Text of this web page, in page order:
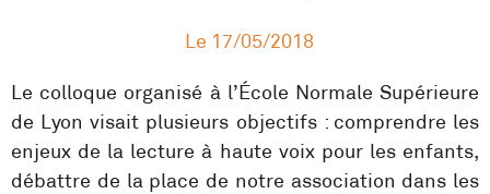
Le 17/05/2018
Le colloque organisé à l’École Normale Supérieure
de Lyon visait plusieurs objectifs : comprendre les
enjeux de la lecture à haute voix pour les enfants,
débattre de la place de notre association dans les